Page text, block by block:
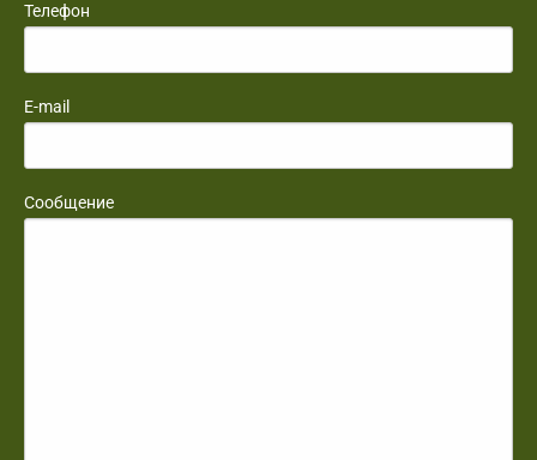
Телефон
E-mail
Сообщение